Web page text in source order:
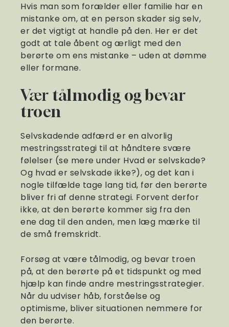
Hvis man som forælder eller familie har en
mistanke om, at en person skader sig selv,
er det vigtigt at handle på den. Her er det
godt at tale åbent og ærligt med den
berørte om ens mistanke – uden at dømme
eller formane.
Vær tålmodig og bevar
troen
Selvskadende adfærd er en alvorlig
mestringsstrategi til at håndtere svære
følelser (se mere under Hvad er selvskade?
Og hvad er selvskade ikke?), og det kan i
nogle tilfælde tage lang tid, før den berørte
bliver fri af denne strategi. Forvent derfor
ikke, at den berørte kommer sig fra den
ene dag til den anden, men læg mærke til
de små fremskridt.
Forsøg at være tålmodig, og bevar troen
på, at den berørte på et tidspunkt og med
hjælp kan finde andre mestringsstrategier.
Når du udviser håb, forståelse og
optimisme, bliver situationen nemmere for
den berørte.